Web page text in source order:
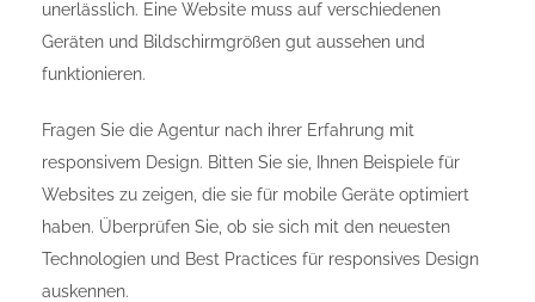
unerlässlich. Eine Website muss auf verschiedenen
Geräten und Bildschirmgrößen gut aussehen und
funktionieren.
Fragen Sie die Agentur nach ihrer Erfahrung mit
responsivem Design. Bitten Sie sie, Ihnen Beispiele für
Websites zu zeigen, die sie für mobile Geräte optimiert
haben. Überprüfen Sie, ob sie sich mit den neuesten
Technologien und Best Practices für responsives Design
auskennen.